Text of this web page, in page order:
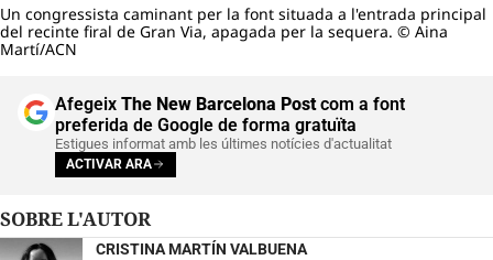
Un congressista caminant per la font situada a l'entrada principal
del recinte firal de Gran Via, apagada per la sequera. © Aina
Martí/ACN
Afegeix The New Barcelona Postcom a font
preferida de Google de forma gratuïta
Estigues informat amb les últimes notícies d'actualitat
ACTIVAR ARA
SOBRE L'AUTOR
CRISTINA MARTÍN VALBUENA